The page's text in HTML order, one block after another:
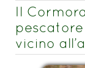
Il
vicino